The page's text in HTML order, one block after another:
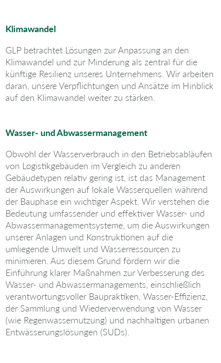
Klimawandel
GLP betrachtet Lösungen zur Anpassung an den
Klimawandel und zur Minderung als zentral für die
künftige Resilienz unseres Unternehmens. Wir arbeiten
daran, unsere Verpflichtungen und Ansätze im Hinblick
auf den Klimawandel weiter zu stärken.
Wasser- und Abwassermanagement
Obwohl der Wasserverbrauch in den Betriebsabläufen
von Logistikgebäuden im Vergleich zu anderen
Gebäudetypen relativ gering ist, ist das Management
der Auswirkungen auf lokale Wasserquellen während
der Bauphase ein wichtiger Aspekt. Wir verstehen die
Bedeutung umfassender und effektiver Wasser- und
Abwassermanagementsysteme, um die Auswirkungen
unserer Anlagen und Konstruktionen auf die
umliegende Umwelt und Wasserressourcen zu
minimieren. Aus diesem Grund fördern wir die
Einführung klarer Maßnahmen zur Verbesserung des
Wasser- und Abwassermanagements, einschließlich
verantwortungsvoller Baupraktiken, Wasser-Effizienz,
der Sammlung und Wiederverwendung von Wasser
(wie Regenwassernutzung) und nachhaltigen urbanen
Entwässerungslösungen (SUDs).